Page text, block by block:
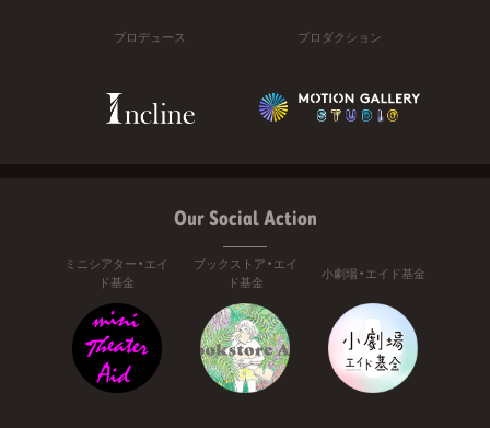
プロデュース プロダクション
Our Social Action
ミニシアター・エイ
ド基金
ブックストア・エイ
ド基金
小劇場・エイド基金